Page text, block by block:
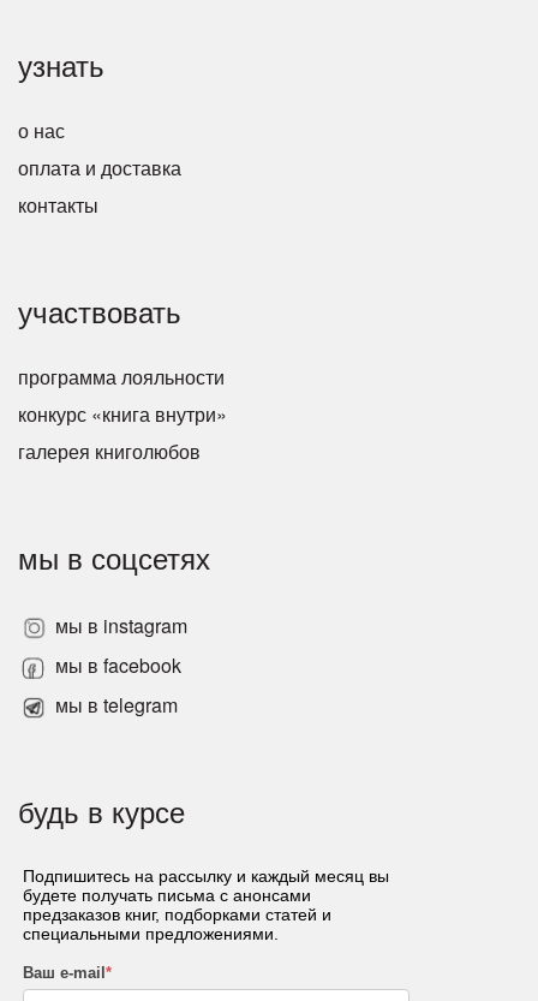
узнать
о нас
оплата и доставка
контакты
участвовать
программа лояльности
конкурс «книга внутри»
галерея книголюбов
мы в соцсетях
мы в instagram
мы в facebook
мы в telegram
будь в курсе
Подпишитесь на рассылку и каждый месяц вы
будете получать письма с анонсами
предзаказов книг, подборками статей и
специальными предложениями.
Ваш e-mail *